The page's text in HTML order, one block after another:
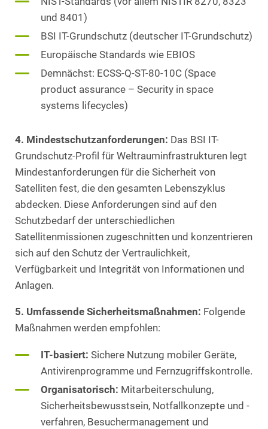
und 8401)
BSI IT-Grundschutz (deutscher IT-Grundschutz)
Europäische Standards wie EBIOS
Demnächst: ECSS-Q-ST-80-10C (Space
product assurance – Security in space
systems lifecycles)
4. Mindestschutzanforderungen: Das BSI IT-
Grundschutz-Profil für Weltrauminfrastrukturen legt
Mindestanforderungen für die Sicherheit von
Satelliten fest, die den gesamten Lebenszyklus
abdecken. Diese Anforderungen sind auf den
Schutzbedarf der unterschiedlichen
Satellitenmissionen zugeschnitten und konzentrieren
sich auf den Schutz der Vertraulichkeit,
Verfügbarkeit und Integrität von Informationen und
Anlagen.
5. Umfassende Sicherheitsmaßnahmen: Folgende
Maßnahmen werden empfohlen:
IT-basiert: Sichere Nutzung mobiler Geräte,
Antivirenprogramme und Fernzugriffskontrolle.
Organisatorisch: Mitarbeiterschulung,
Sicherheitsbewusstsein, Notfallkonzepte und -
verfahren, Besuchermanagement und